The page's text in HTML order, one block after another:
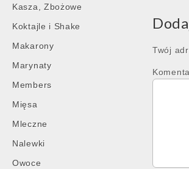
Kasza, Zbożowe
Koktajle i Shake
Makarony
Marynaty
Members
Mięsa
Mleczne
Nalewki
Owoce
Twój